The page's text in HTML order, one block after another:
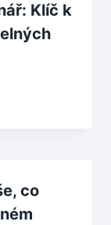
Klíč k
co